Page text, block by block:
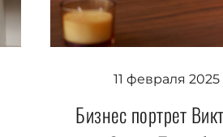
11 февраля 2025
Бизнес портрет